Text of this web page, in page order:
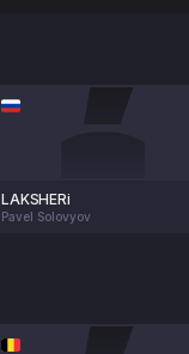
LAKSHERi
Pavel Solovyov